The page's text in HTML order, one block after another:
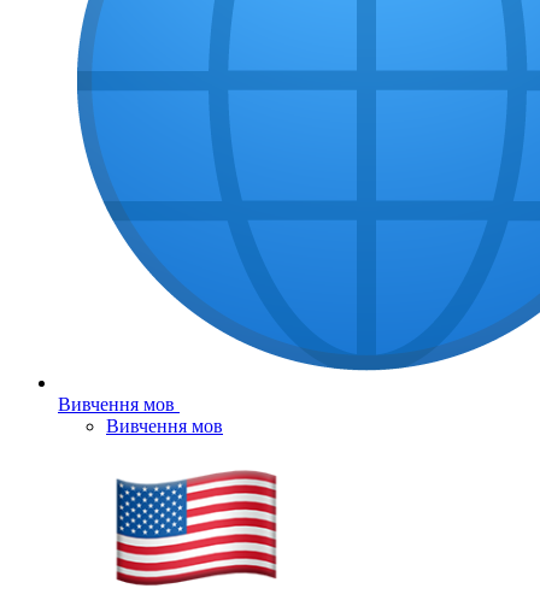
Вивчення мов
Вивчення мов